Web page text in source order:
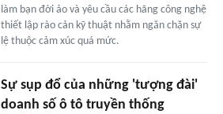
làm bạn đời ảo và yêu cầu các hãng công nghệ
thiết lập rào cản kỹ thuật nhằm ngăn chặn sự
lệ thuộc cảm xúc quá mức.
Sự sụp đổ của những 'tượng đài'
doanh số ô tô truyền thống